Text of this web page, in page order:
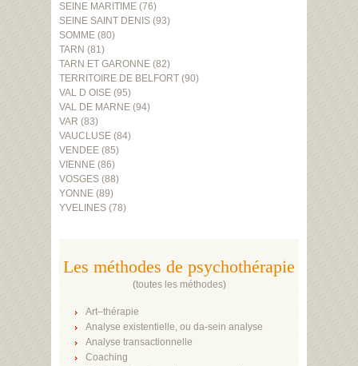
SEINE MARITIME (76)
SEINE SAINT DENIS (93)
SOMME (80)
TARN (81)
TARN ET GARONNE (82)
TERRITOIRE DE BELFORT (90)
VAL D OISE (95)
VAL DE MARNE (94)
VAR (83)
VAUCLUSE (84)
VENDEE (85)
VIENNE (86)
VOSGES (88)
YONNE (89)
YVELINES (78)
Les méthodes de psychothérapie
(toutes les méthodes)
Art–thérapie
Analyse existentielle, ou da-sein analyse
Analyse transactionnelle
Coaching